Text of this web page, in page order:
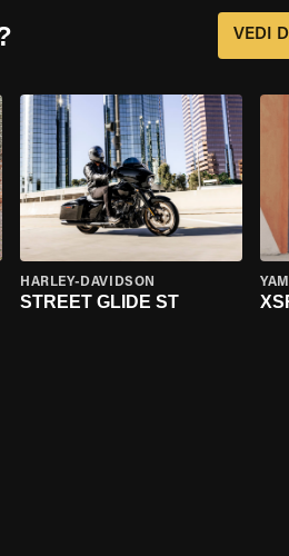
VEDI
HARLEY-DAVIDSON
STREET GLIDE ST